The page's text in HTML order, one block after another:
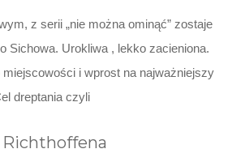
z serii „nie można ominąć” zostaje
Sichowa. Urokliwa , lekko zacieniona.
miejscowości i wprost na najważniejszy
dreptania czyli
Richthoffena